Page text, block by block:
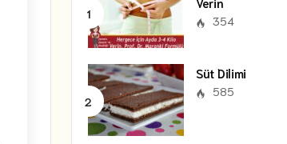
354
Süt Dilimi
585